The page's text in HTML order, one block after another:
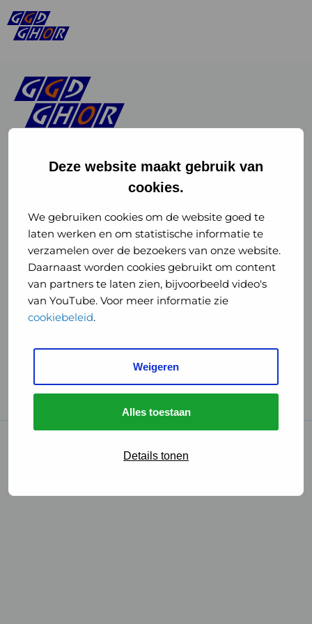
Deze website maakt gebruik van
cookies.
We gebruiken cookies om de website goed te
laten werken en om statistische informatie te
verzamelen over de bezoekers van onze website.
Daarnaast worden cookies gebruikt om content
van partners te laten zien, bijvoorbeeld video's
van YouTube. Voor meer informatie zie
cookiebeleid.
Weigeren
Alles toestaan
Details tonen
of
GGD
GHOR
Nederland
Instagram
of
GGD
GHOR
Nederland
GGD Reizen op social media
GGD Reizen
GGD Reisvaccinaties